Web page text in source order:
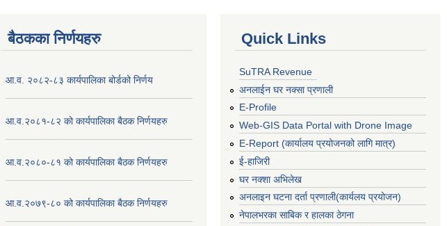
बैठकका निर्णयहरु
आ.व. २०८२-८३ कार्यपालिका बोर्डको निर्णय
आ.व.२०८१-८२ को कार्यपालिका बैठक निर्णयहरु
आ.व.२०८०-८१ को कार्यपालिका बैठक निर्णयहरु
आ.व.२०७९-८० को कार्यपालिका बैठक निर्णयहरु
Quick Links
SuTRA Revenue
अनलाईन घर नक्सा प्रणाली
E-Profile
Web-GIS Data Portal with Drone Image
E-Report (कार्यालय प्रयोजनको लागि मात्र)
ई-हाजिरी
घर नक्शा अभिलेख
अनलाइन घटना दर्ता प्रणाली(कार्यलय प्रयोजन)
नेपालभरका साबिक र हालका ठेगना